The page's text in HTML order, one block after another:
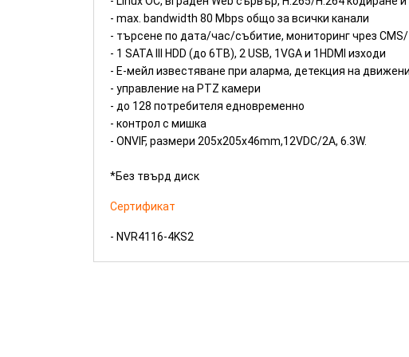
- max. bandwidth 80 Mbps общо за всички канали
- търсене по дата/час/събитие, мониторинг чрез
- 1 SATA III HDD (до 6TB), 2 USB, 1VGA и 1HDMI изходи
- Е-мейл известяване при аларма, детекция на
- управление на PTZ камери
- до 128 потребителя едновременно
- контрол с мишка
- ONVIF, размери 205x205x46mm,12VDC/2А, 6.3W.
*Без твърд диск
Сертификат
- NVR4116-4KS2